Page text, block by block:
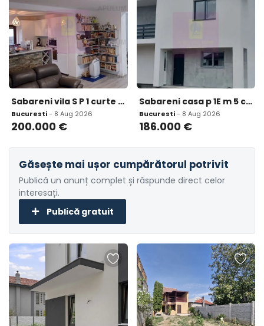
Sabareni vila S P 1 curte 568 mp aproape de padure
Bucuresti- 8 Aug 2026
200.000 €
Sabareni casa p 1E m 5 camere 3 bai terasa acoperita ct
Bucuresti- 8 Aug 2026
186.000 €
Găsește mai ușor cumpărătorul potrivit
Publică un anunț complet și răspunde direct celor
interesați.
Publică gratuit